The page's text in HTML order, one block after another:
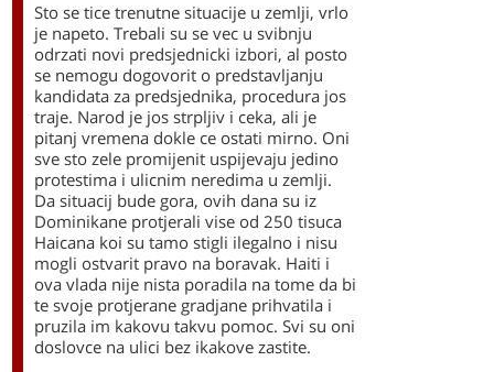
Sto se tice trenutne situacije u zemlji, vrlo
je napeto. Trebali su se vec u svibnju
odrzati novi predsjednicki izbori, al posto
se nemogu dogovorit o predstavljanju
kandidata za predsjednika, procedura jos
traje. Narod je jos strpljiv i ceka, ali je
pitanj vremena dokle ce ostati mirno. Oni
sve sto zele promijenit uspijevaju jedino
protestima i ulicnim neredima u zemlji.
Da situacij bude gora, ovih dana su iz
Dominikane protjerali vise od 250 tisuca
Haicana koi su tamo stigli ilegalno i nisu
mogli ostvarit pravo na boravak. Haiti i
ova vlada nije nista poradila na tome da bi
te svoje protjerane gradjane prihvatila i
pruzila im kakovu takvu pomoc. Svi su oni
doslovce na ulici bez ikakove zastite.